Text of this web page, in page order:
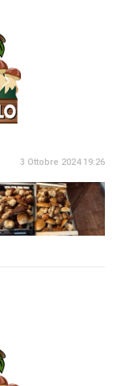
3 Ottobre 2024 19:26